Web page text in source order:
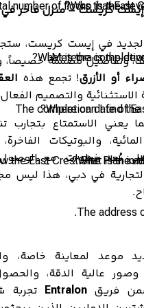
كريست – منزل فاخر
في إيست كريست،
وتفاصيل مصممة خصيصاً،
أو الأزرق! تجمع هذه
الاستثنائية والتصميم
الاستمتاع بتجارب
والبوتيكات
على بُعد خطوات. مع
في دبي، هذا ليس
موعد لمعاينة خاصة،
عالية الدقة،
فريقEntralon تجربة
number of floors that East
Who is the
Meteora is the
What is the
The completion date of
Where can I find the
the East Crest Site Plan in
What is the
The address